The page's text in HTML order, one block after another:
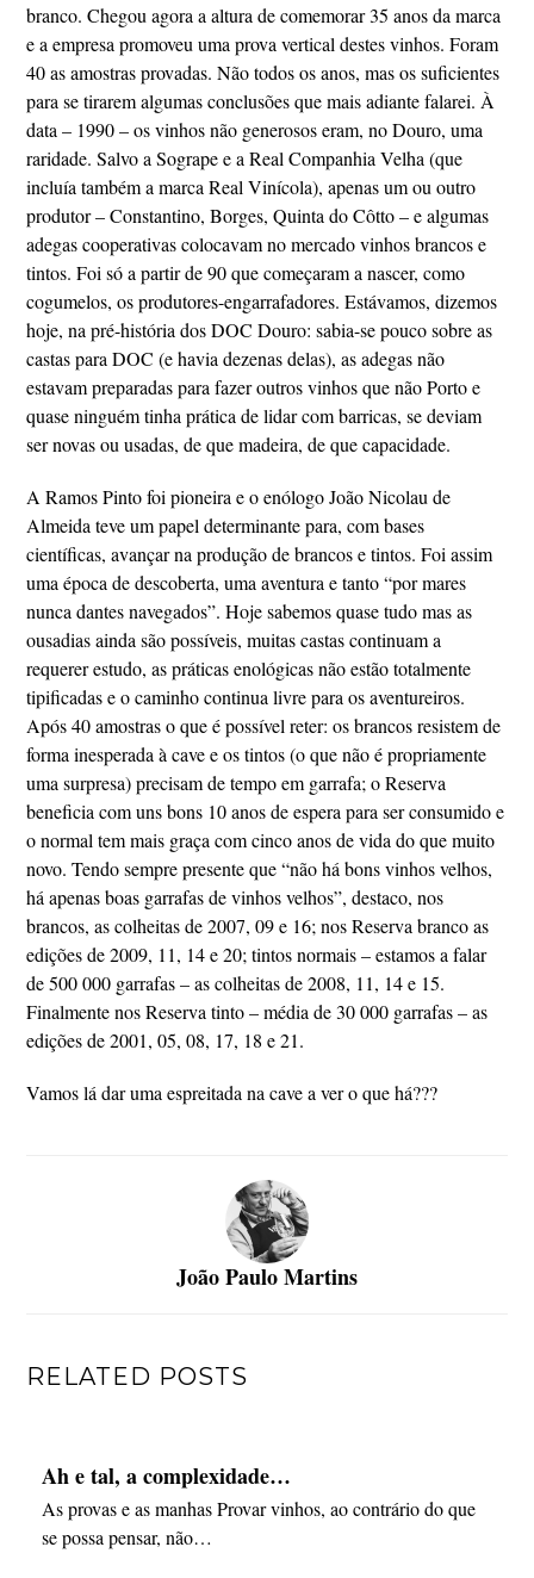
branco. Chegou agora a altura de comemorar 35 anos da marca
e a empresa promoveu uma prova vertical destes vinhos. Foram
40 as amostras provadas. Não todos os anos, mas os suficientes
para se tirarem algumas conclusões que mais adiante falarei. À
data – 1990 – os vinhos não generosos eram, no Douro, uma
raridade. Salvo a Sogrape e a Real Companhia Velha (que
incluía também a marca Real Vinícola), apenas um ou outro
produtor – Constantino, Borges, Quinta do Côtto – e algumas
adegas cooperativas colocavam no mercado vinhos brancos e
tintos. Foi só a partir de 90 que começaram a nascer, como
cogumelos, os produtores-engarrafadores. Estávamos, dizemos
hoje, na pré-história dos DOC Douro: sabia-se pouco sobre as
castas para DOC (e havia dezenas delas), as adegas não
estavam preparadas para fazer outros vinhos que não Porto e
quase ninguém tinha prática de lidar com barricas, se deviam
ser novas ou usadas, de que madeira, de que capacidade.
A Ramos Pinto foi pioneira e o enólogo João Nicolau de
Almeida teve um papel determinante para, com bases
científicas, avançar na produção de brancos e tintos. Foi assim
uma época de descoberta, uma aventura e tanto “por mares
nunca dantes navegados”. Hoje sabemos quase tudo mas as
ousadias ainda são possíveis, muitas castas continuam a
requerer estudo, as práticas enológicas não estão totalmente
tipificadas e o caminho continua livre para os aventureiros.
Após 40 amostras o que é possível reter: os brancos resistem de
forma inesperada à cave e os tintos (o que não é propriamente
uma surpresa) precisam de tempo em garrafa; o Reserva
beneficia com uns bons 10 anos de espera para ser consumido e
o normal tem mais graça com cinco anos de vida do que muito
novo. Tendo sempre presente que “não há bons vinhos velhos,
há apenas boas garrafas de vinhos velhos”, destaco, nos
brancos, as colheitas de 2007, 09 e 16; nos Reserva branco as
edições de 2009, 11, 14 e 20; tintos normais – estamos a falar
de 500 000 garrafas – as colheitas de 2008, 11, 14 e 15.
Finalmente nos Reserva tinto – média de 30 000 garrafas – as
edições de 2001, 05, 08, 17, 18 e 21.
Vamos lá dar uma espreitada na cave a ver o que há???
João Paulo Martins
RELATED POSTS
Ah e tal, a complexidade…
As provas e as manhas Provar vinhos, ao contrário do que
se possa pensar, não…